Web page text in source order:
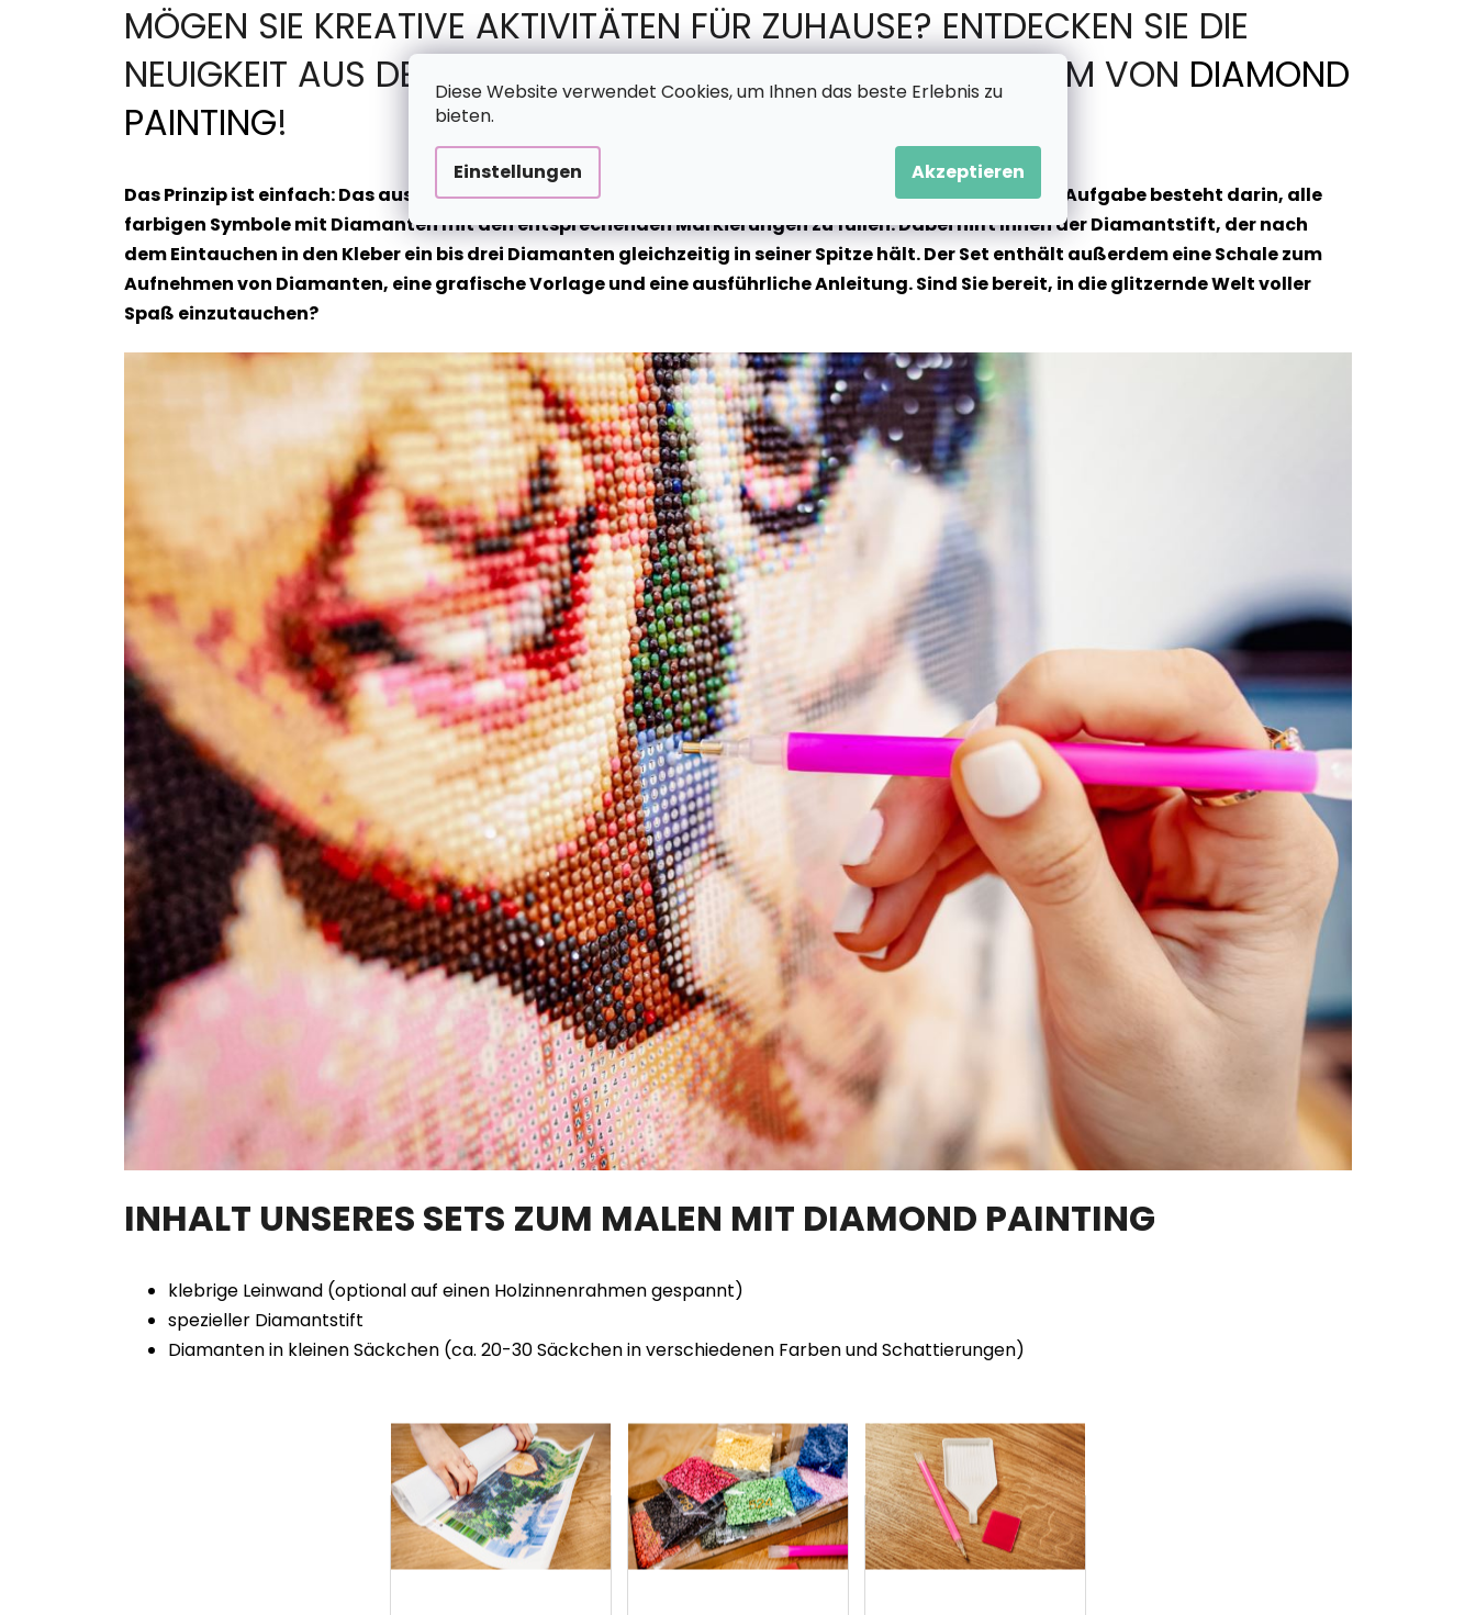
Diese Website verwendet Cookies, um Ihnen das beste Erlebnis zu
bieten.
Einstellungen Akzeptieren
MÖGEN SIE KREATIVE AKTIVITÄTEN FÜR ZUHAUSE? ENTDECKEN SIE DIE
NEUIGKEIT AUS DER TSCHECHISCHEN PRODUKTION IN FORM VON DIAMOND
PAINTING!
Das Prinzip ist einfach: Das ausgewählte Motiv wird auf eine klebrige Leinwand vorgedruckt und Ihre Aufgabe besteht darin, alle
farbigen Symbole mit Diamanten mit den entsprechenden Markierungen zu füllen. Dabei hilft Ihnen der Diamantstift, der nach
dem Eintauchen in den Kleber ein bis drei Diamanten gleichzeitig in seiner Spitze hält. Der Set enthält außerdem eine Schale zum
Aufnehmen von Diamanten, eine grafische Vorlage und eine ausführliche Anleitung. Sind Sie bereit, in die glitzernde Welt voller
Spaß einzutauchen?
INHALT UNSERES SETS ZUM MALEN MIT DIAMOND PAINTING
klebrige Leinwand (optional auf einen Holzinnenrahmen gespannt)
spezieller Diamantstift
Diamanten in kleinen Säckchen (ca. 20-30 Säckchen in verschiedenen Farben und Schattierungen)